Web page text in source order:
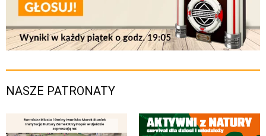
NASZE PATRONATY